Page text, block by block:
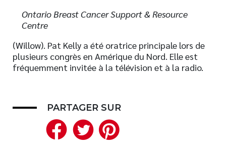
Meilleurs vendeurs
AUTEURS
Ontario Breast Cancer Support & Resource
Centre
(Willow). Pat Kelly a été oratrice principale lors de
plusieurs congrès en Amérique du Nord. Elle est
fréquemment invitée à la télévision et à la radio.
PARTAGER SUR
Facebook
Twitter